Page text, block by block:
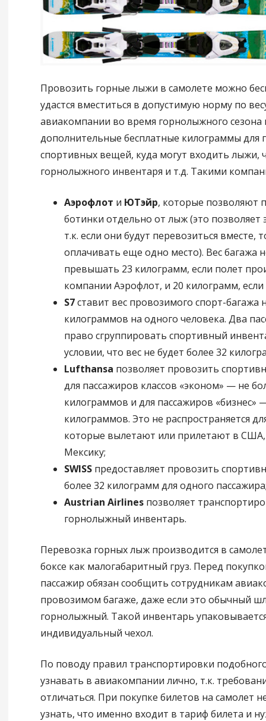
Провозить горные лыжи в самолете можно
удастся вместиться в допустимую норму по
авиакомпании во время горнолыжного сезона
дополнительные бесплатные килограммы для
спортивных вещей, куда могут входить лыжи,
горнолыжного инвентаря и т.д. Такими
Аэрофлот и ЮТэйр, которые позволяют
ботинки отдельно от лыж (это позволяет
т.к. если они будут перевозиться вместе,
оплачивать еще одно место). Вес багажа
превышать 23 килограмм, если полет
компании Аэрофлот, и 20 килограмм,
S7ставит вес провозимого спорт-багажа
килограммов на одного человека. Два
право сгруппировать спортивный
условии, что вес не будет более 32
Lufthansa позволяет провозить
для пассажиров классов «эконом» — не
килограммов и для пассажиров «бизнес»
килограммов. Это не распространяется
которые вылетают или прилетают в США,
Мексику;
SWISSпредоставляет провозить
более 32 килограмм для одного
Austrian Airlinesпозволяет
горнолыжный инвентарь.
Перевозка горных лыж производится в
боксе как малогабаритный груз. Перед
пассажир обязан сообщить сотрудникам
провозимом багаже, даже если это обычный
горнолыжный. Такой инвентарь
индивидуальный чехол.
По поводу правил транспортировки
узнавать в авиакомпании лично, т.к.
отличаться. При покупке билетов на самолет
узнать, что именно входит в тариф билета и